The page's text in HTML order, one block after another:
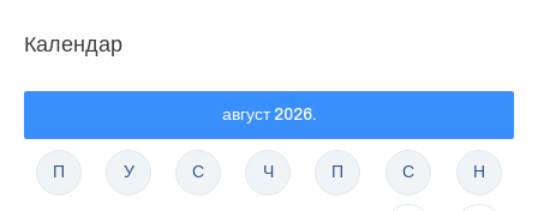
Календар
август 2026.
П У С Ч П С Н